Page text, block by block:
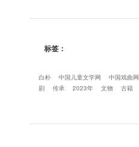
标签：
白朴 中国儿童文学网 中国戏曲网
剧
传承 2023年 文物 古籍